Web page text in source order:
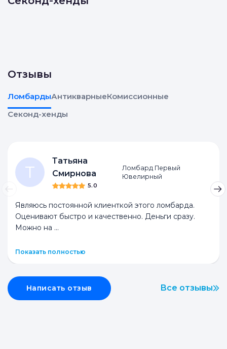
Отзывы
ЛомбардыАнтикварныеКомиссионные
Секонд-хенды
Все отзывы
Т
Татьяна
Смирнова
5.0
Ломбард Первый
Ювелирный
Являюсь постоянной клиенткой этого ломбарда.
Оценивают быстро и качественно. Деньги сразу.
Можно на ...
Показать полностью
Написать отзыв